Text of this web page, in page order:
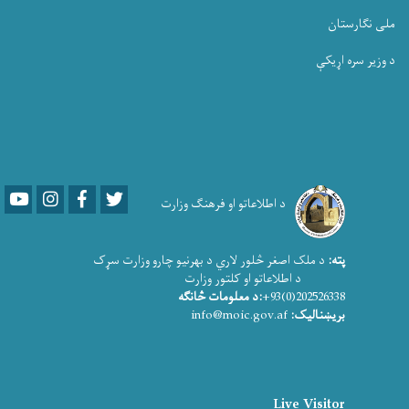
ملی نگارستان
د وزیر سره اړیکې
د اطلاعاتو او فرهنګ وزارت YoutubeLinkedInFacebook
پته: د ملک اصغر څلور لاري د بهرنیو چارو وزارت سړک
د اطلاعاتو او کلتور وزارت
202526338(0)93+
:د معلومات څانګه
بریښنالیک: info@moic.gov.af